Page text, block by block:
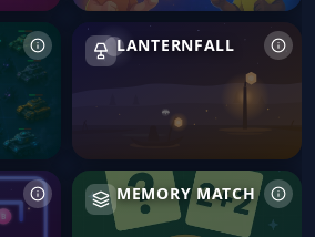
LANTERNFALL
Lanternfall
MEMORY MATCH
Memory Match